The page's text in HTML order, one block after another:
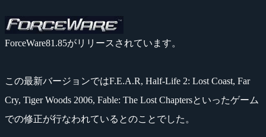
ForceWare81.85がリリースされています。
この最新バージョンではF.E.A.R, Half-Life 2: Lost Coast, Far
Cry, Tiger Woods 2006, Fable: The Lost Chaptersといったゲーム
での修正が行なわれているとのことでした。